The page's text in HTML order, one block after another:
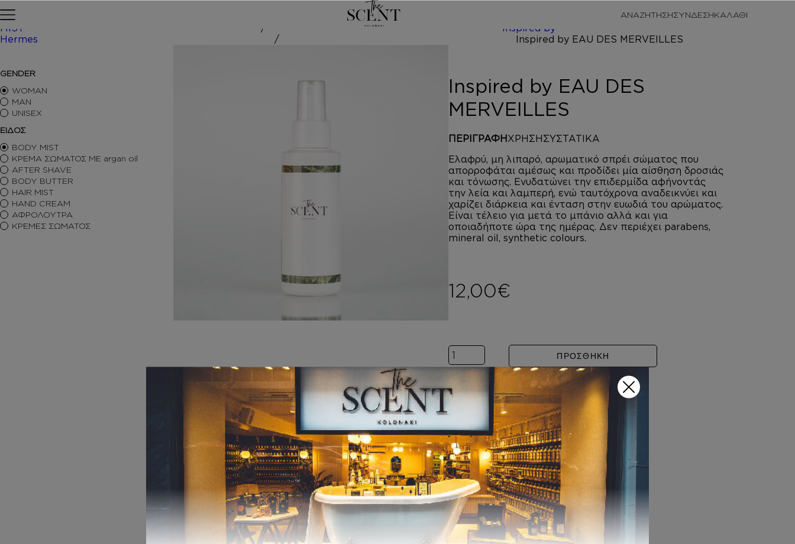
ΑΝΑΖΗΤΗΣΗΣΥΝΔΕΣΗ
ΑΦΡΟΛΟΥΤΡΑ
ΚΡΕΜΕΣ ΣΩΜΑΤΟΣ
BODY BUTTER
BODY MIST
HAIR MIST
BODY SORBET – AFTER SUN
HAIR OILS
SHIMMERING BODY OIL
SKINCARE
ΑΝΤΙΣΗΠΤΙΚΑ
ΑΡΩΜΑΤΙΚΑ ΚΕΡΙΑ – DIFFUSERS
SETS
/
ΠΕΡΙΠΟΙΗΣΗ
/
MIST
/ Inspired by
Hermes / Inspired by EAU DES MERVEILLES
Inspired by EAU DES
MERVEILLES
ΠΕΡΙΓΡΑΦΗ ΧΡΗΣΗ ΣΥΣΤΑΤΙΚΑ
Ελαφρύ, μη λιπαρό, αρωματικό σπρέι σώματος που
απορροφάται αμέσως και προδίδει μία αίσθηση δροσιάς
και τόνωσης. Ενυδατώνει την επιδερμίδα αφήνοντάς
την λεία και λαμπερή, ενώ ταυτόχρονα αναδεικνύει και
χαρίζει διάρκεια και ένταση στην ευωδιά του αρώματος.
Είναι τέλειο για μετά το μπάνιο αλλά και για
οποιαδήποτε ώρα της ημέρας. Δεν περιέχει parabens,
mineral oil, synthetic colours.
12,00€
GENDER
WOMAN
MAN
UNISEX
ΕΙΔΟΣ
BODY MIST
ΚΡΕΜΑ ΣΩΜΑΤΟΣ ΜΕ argan oil
AFTER SHAVE
BODY BUTTER
HAIR MIST
HAND CREAM
ΑΦΡΟΛΟΥΤΡΑ
ΚΡΕΜΕΣ ΣΩΜΑΤΟΣ
Inspired by EAU DES MERVEILLES ποσότητα
ΠΡΟΣΘΗΚΗ
ΣΧΕΤΙΚΑ ΠΡΟΪΟΝΤΑ
ΑΦΡΟΛΟΥΤΡΑ
Inspired by EAU
DES MERVEILLES
HAND CREAM
Inspired by EAU
DES MERVEILLES
ΚΡΕΜΕΣ ΣΩΜΑΤ
ΟΣ
Inspired by EAU
DES MERVEILLES
7,00€ –
12,00€Price range: 7,00€ through 12,00€